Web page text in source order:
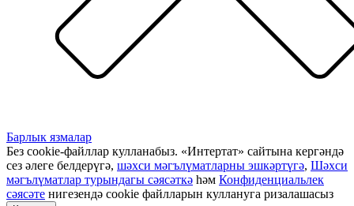
Барлык язмалар
Без cookie-файллар кулланабыз. «Интертат» сайтына кергәндә
сез әлеге белдерүгә, шәхси мәгълүматларны эшкәртүгә, Шәхси
мәгълүматлар турындагы сәясәткә һәм Конфиденциальлек
сәясәте нигезендә cookie файлларын куллануга ризалашасыз